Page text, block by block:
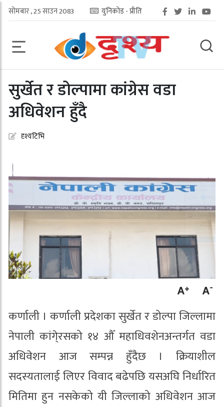
सोमबार , 25 साउन 2083 युनिकोड - प्रीति
सुर्खेत र डोल्पामा कांग्रेस वडा
अधिवेशन हुँदै
दृश्यटिभि
कर्णाली । कर्णाली प्रदेशका सुर्खेत र डोल्पा जिल्लामा
नेपाली कांगे्रसको १४ औँ महाधिवशेनअन्तर्गत वडा
अधिवेशन आज सम्पन्न हुँदैछ । क्रियाशील
सदस्यतालाई लिएर विवाद बढेपछि यसअघि निर्धारित
मितिमा हुन नसकेको यी जिल्लाको अधिवेशन आज